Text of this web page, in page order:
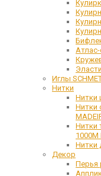
Иглы
Нитки
Нитки
Нитки
Нитки
1000М
Нитки
Декор
Перья